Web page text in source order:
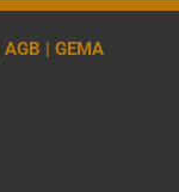
AGB | GEMA